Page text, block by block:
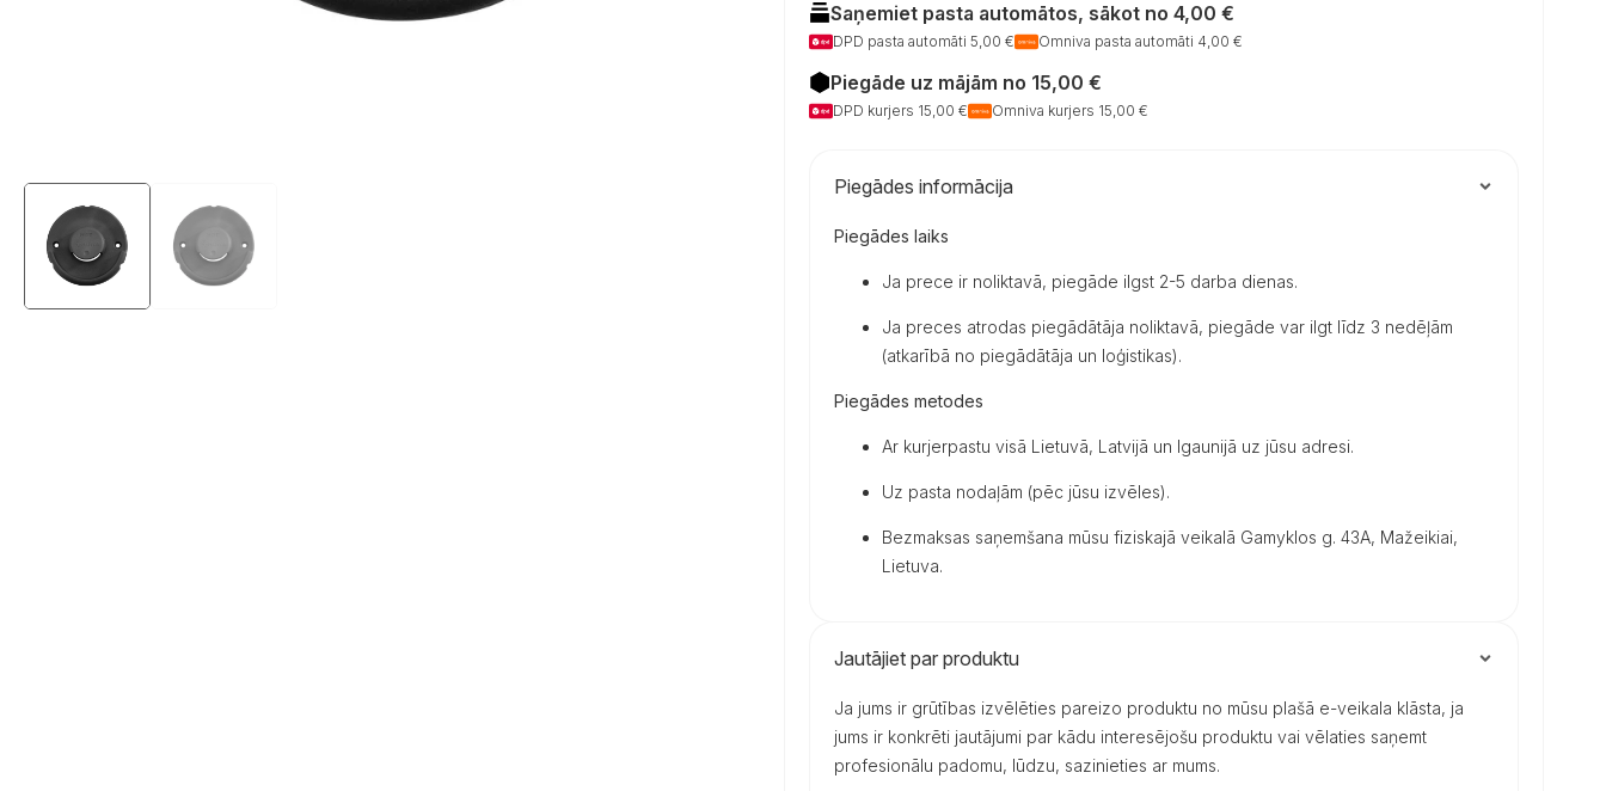
Saņemiet pasta automātos, sākot no 4,00 €
DPD pasta automāti 5,00 € Omniva pasta automāti 4,00 €
Piegāde uz mājām no 15,00 €
DPD kurjers 15,00 € Omniva kurjers 15,00 €
Piegādes informācija
Piegādes laiks
Ja prece ir noliktavā, piegāde ilgst 2-5 darba dienas.
Ja preces atrodas piegādātāja noliktavā, piegāde var ilgt līdz 3 nedēļām
(atkarībā no piegādātāja un loģistikas).
Piegādes metodes
Ar kurjerpastu visā Lietuvā, Latvijā un Igaunijā uz jūsu adresi.
Uz pasta nodaļām (pēc jūsu izvēles).
Bezmaksas saņemšana mūsu fiziskajā veikalā Gamyklos g. 43A, Mažeikiai,
Lietuva.
Jautājiet par produktu
Ja jums ir grūtības izvēlēties pareizo produktu no mūsu plašā e-veikala klāsta, ja
jums ir konkrēti jautājumi par kādu interesējošu produktu vai vēlaties saņemt
profesionālu padomu, lūdzu, sazinieties ar mums.